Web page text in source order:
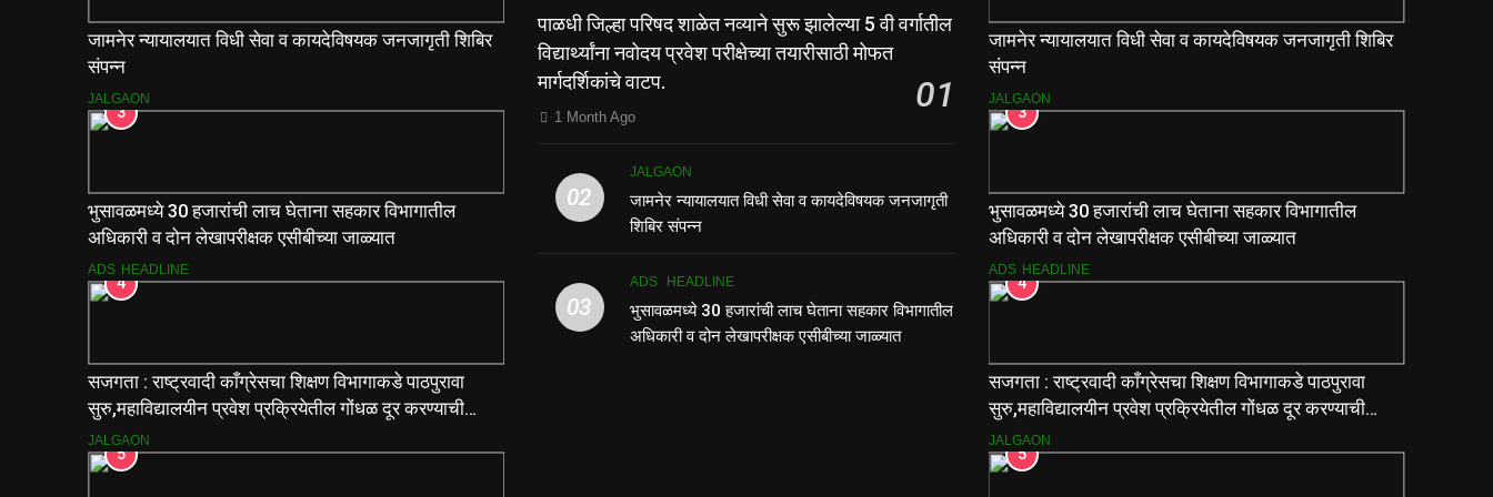
जामनेर न्यायालयात विधी सेवा व कायदेविषयक जनजागृती शिबिर
संपन्न
JALGAON
3
भुसावळमध्ये 30 हजारांची लाच घेताना सहकार विभागातील
अधिकारी व दोन लेखापरीक्षक एसीबीच्या जाळ्यात
ADS HEADLINE
4
सजगता : राष्ट्रवादी काँग्रेसचा शिक्षण विभागाकडे पाठपुरावा
सुरु,महाविद्यालयीन प्रवेश प्रक्रियेतील गोंधळ दूर करण्याची
मागणी
JALGAON
5
पाळधी जिल्हा परिषद शाळेत नव्याने सुरू झालेल्या 5 वी वर्गातील
विद्यार्थ्यांना नवोदय प्रवेश परीक्षेच्या तयारीसाठी मोफत
मार्गदर्शिकांचे वाटप.
01
1 Month Ago
02
JALGAON
जामनेर न्यायालयात विधी सेवा व कायदेविषयक जनजागृती
शिबिर संपन्न
03
ADS HEADLINE
भुसावळमध्ये 30 हजारांची लाच घेताना सहकार विभागातील
अधिकारी व दोन लेखापरीक्षक एसीबीच्या जाळ्यात
जामनेर न्यायालयात विधी सेवा व कायदेविषयक जनजागृती शिबिर
संपन्न
JALGAON
3
भुसावळमध्ये 30 हजारांची लाच घेताना सहकार विभागातील
अधिकारी व दोन लेखापरीक्षक एसीबीच्या जाळ्यात
ADS HEADLINE
4
सजगता : राष्ट्रवादी काँग्रेसचा शिक्षण विभागाकडे पाठपुरावा
सुरु,महाविद्यालयीन प्रवेश प्रक्रियेतील गोंधळ दूर करण्याची
मागणी
JALGAON
5